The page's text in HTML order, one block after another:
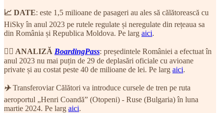
📈 DATE: este 1,5 milioane de pasageri au ales să călătorească cu
HiSky în anul 2023 pe rutele regulate și neregulate din rețeaua sa
din România și Republica Moldova. Pe larg aici.
🕵️‍♂️ ANALIZĂ BoardingPass: președintele României a efectuat în
anul 2023 nu mai puțin de 29 de deplasări oficiale cu avioane
private și au costat peste 40 de milioane de lei. Pe larg aici.
✈️Transferoviar Călători va introduce cursele de tren pe ruta
aeroportul „Henri Coandă” (Otopeni) - Ruse (Bulgaria) în luna
martie 2024. Pe larg aici.